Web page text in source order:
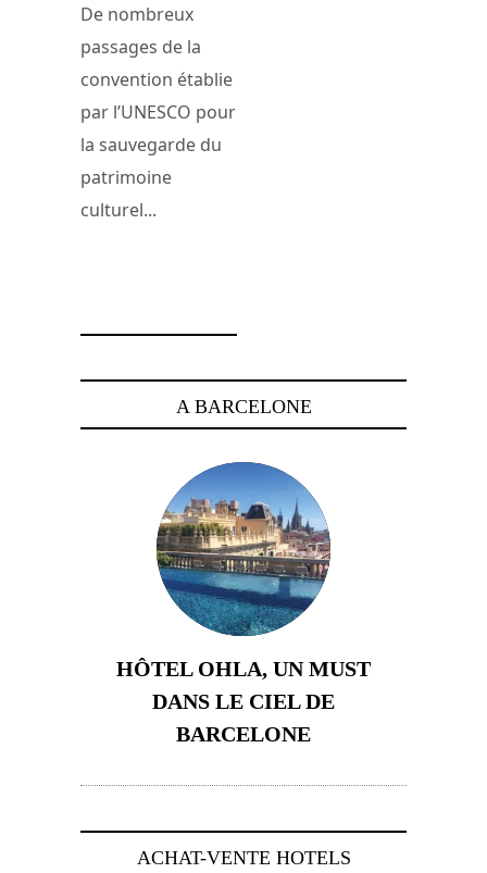
De nombreux
passages de la
convention établie
par l’UNESCO pour
la sauvegarde du
patrimoine
culturel...
A BARCELONE
HÔTEL OHLA, UN MUST
DANS LE CIEL DE
BARCELONE
ACHAT-VENTE HOTELS